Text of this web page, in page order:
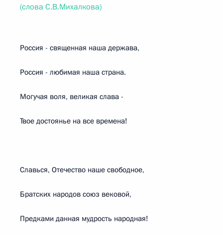
(слова С.В.Михалкова)
Россия - священная наша держава,
Россия - любимая наша страна.
Могучая воля, великая слава -
Твое достоянье на все времена!
Славься, Отечество наше свободное,
Братских народов союз вековой,
Предками данная мудрость народная!